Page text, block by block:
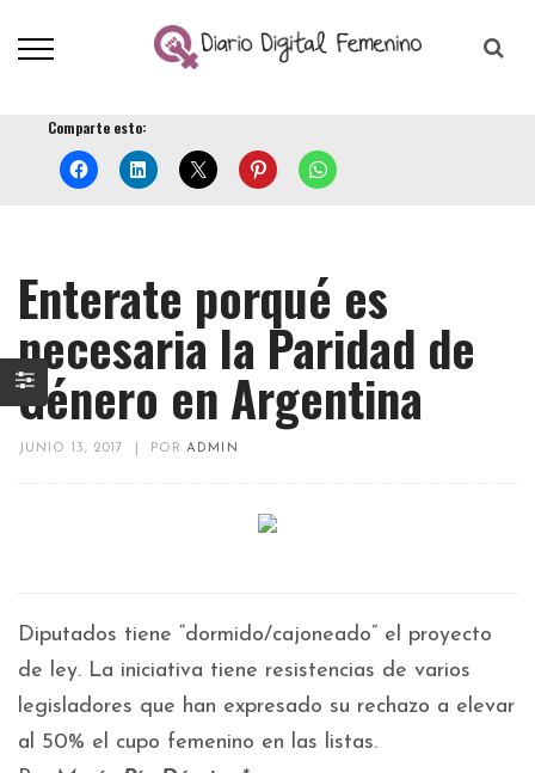
Comparte esto:
Enterate porqué es
necesaria la Paridad de
Género en Argentina
JUNIO 13, 2017 PORADMIN
Diputados tiene “dormido/cajoneado” el proyecto
de ley. La iniciativa tiene resistencias de varios
legisladores que han expresado su rechazo a elevar
al 50% el cupo femenino en las listas.